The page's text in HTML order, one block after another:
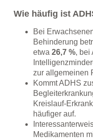
Wie häufig ist
Bei
Behinderung
etwa 26,7 %, bei
zur allgemeinen
Kommt ADHS
Kreislauf-
häufiger auf.
Medikamenten